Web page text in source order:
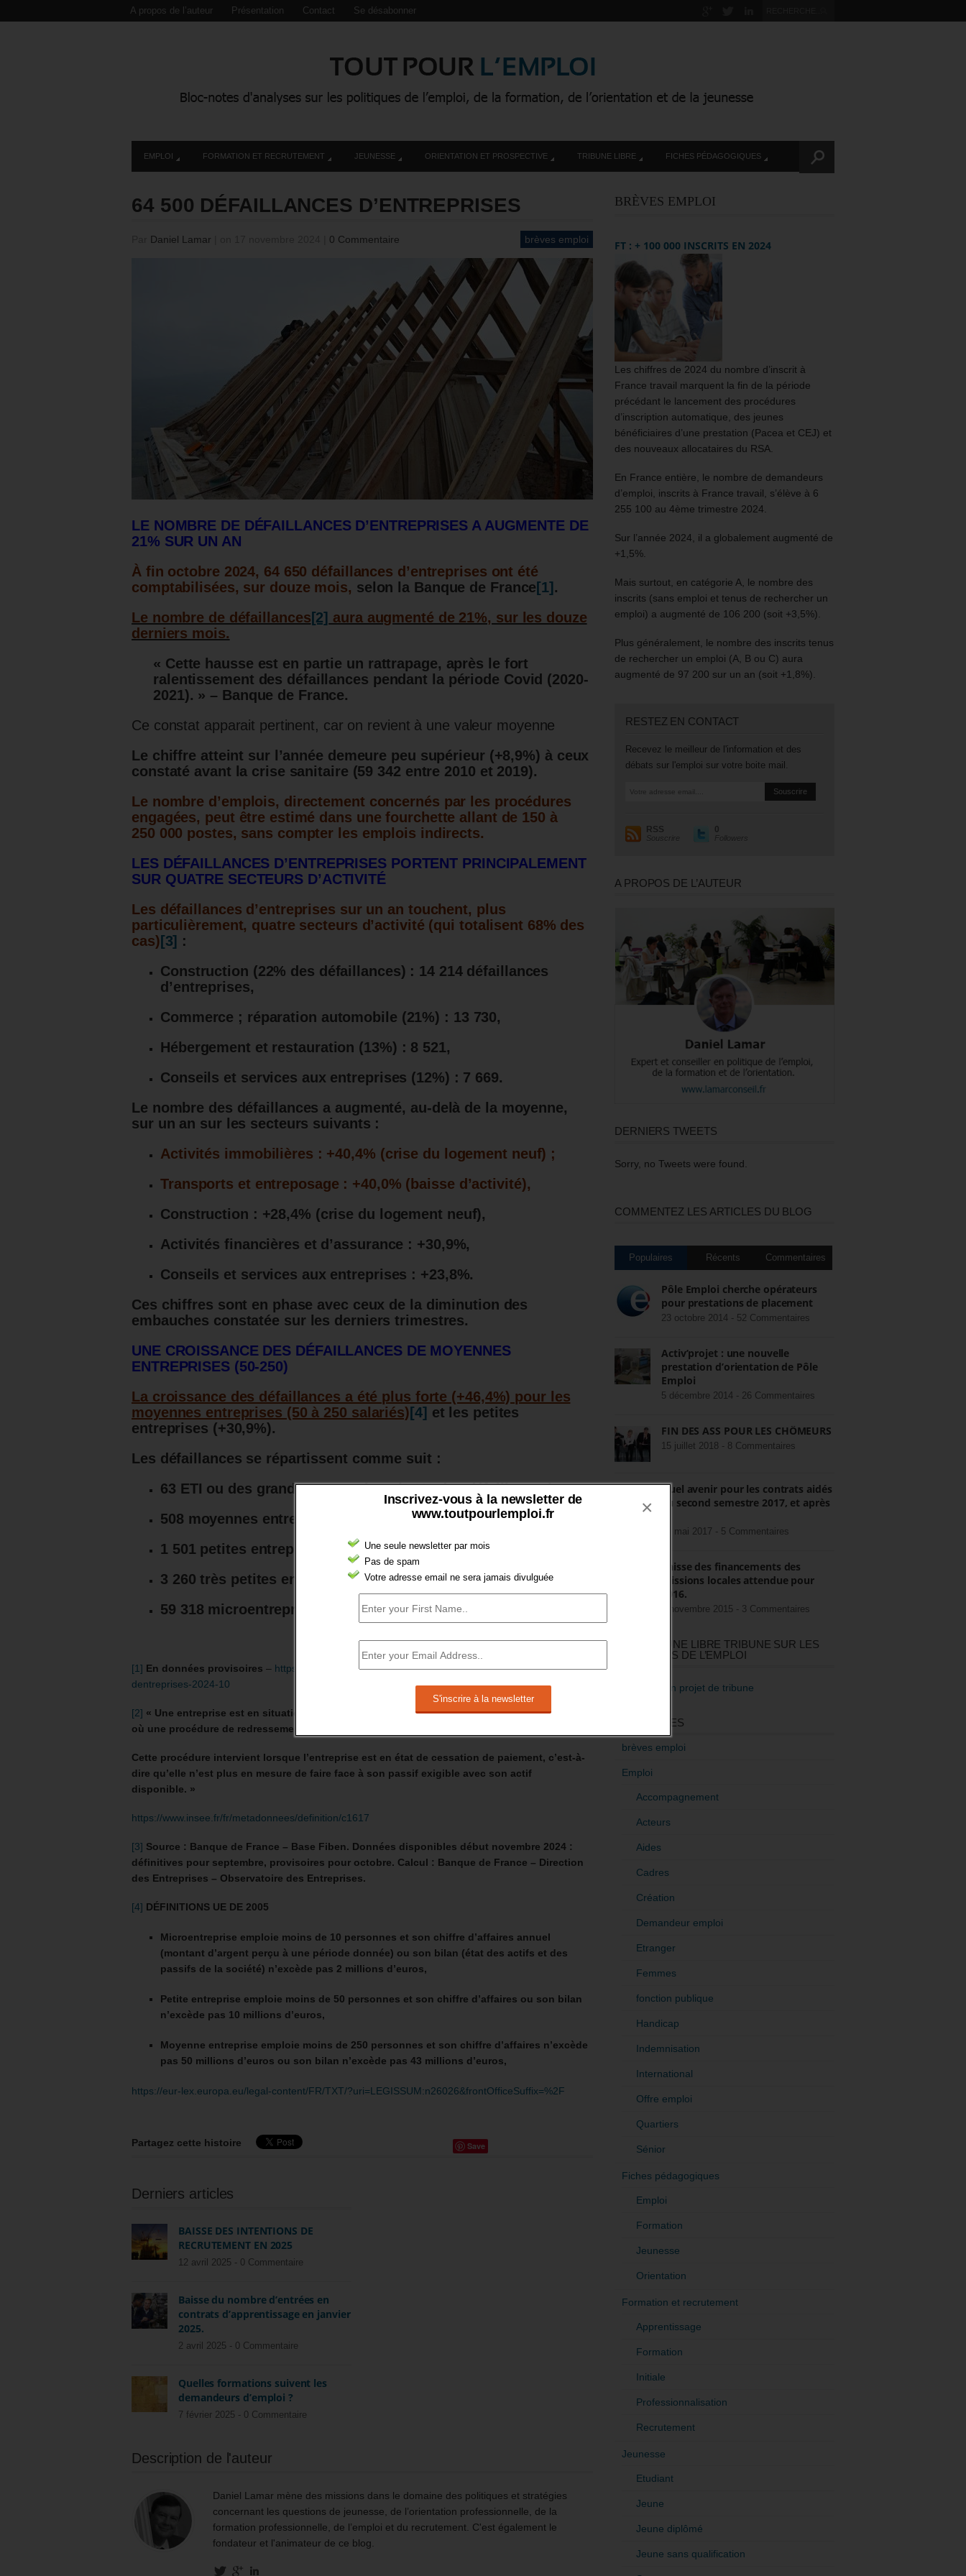
Inscrivez-vous à la newsletter de
www.toutpourlemploi.fr
Une seule newsletter par mois
Pas de spam
Votre adresse email ne sera jamais divulguée
×
A propos de l’auteur Présentation Contact Se désabonner
EMPLOI FORMATION ET RECRUTEMENT JEUNESSE ORIENTATION ET PROSPECTIVE TRIBUNE LIBRE FICHES PÉDAGOGIQUES
64 500 DÉFAILLANCES D’ENTREPRISES
Daniel Lamar 0 Commentaire brèves emploi
LE NOMBRE DE DÉFAILLANCES D’ENTREPRISES A AUGMENTE DE
21% SUR UN AN
À fin octobre 2024, 64 650 défaillances d’entreprises ont été
comptabilisées, sur douze mois, selon la Banque de France [1] .
Le nombre de défaillances [2] aura augmenté de 21%, sur les douze
derniers mois.
« Cette hausse est en partie un rattrapage, après le fort
ralentissement des défaillances pendant la période Covid (2020-
2021). » – Banque de France.
Ce constat apparait pertinent, car on revient à une valeur moyenne
Le chiffre atteint sur l’année demeure peu supérieur (+8,9%) à ceux
constaté avant la crise sanitaire (59 342 entre 2010 et 2019).
Le nombre d’emplois, directement concernés par les procédures
engagées, peut être estimé dans une fourchette allant de 150 à
250 000 postes, sans compter les emplois indirects.
LES DÉFAILLANCES D’ENTREPRISES PORTENT PRINCIPALEMENT
SUR QUATRE SECTEURS D’ACTIVITÉ
Les défaillances d’entreprises sur un an touchent, plus
particulièrement, quatre secteurs d’activité (qui totalisent 68% des
cas) [3] :
Construction (22% des défaillances) : 14 214 défaillances
d’entreprises,
Commerce ; réparation automobile (21%) : 13 730,
Hébergement et restauration (13%) : 8 521,
Conseils et services aux entreprises (12%) : 7 669.
Le nombre des défaillances a augmenté, au-delà de la moyenne,
sur un an sur les secteurs suivants :
Activités immobilières : +40,4% (crise du logement neuf) ;
Transports et entreposage : +40,0% (baisse d’activité),
Construction : +28,4% (crise du logement neuf),
Activités financières et d’assurance : +30,9%,
Conseils et services aux entreprises : +23,8%.
Ces chiffres sont en phase avec ceux de la diminution des
embauches constatée sur les derniers trimestres.
UNE CROISSANCE DES DÉFAILLANCES DE MOYENNES
ENTREPRISES (50-250)
La croissance des défaillances a été plus forte (+46,4%) pour les
moyennes entreprises (50 à 250 salariés) [4] et les petites
entreprises (+30,9%).
Les défaillances se répartissent comme suit :
63 ETI ou des grandes entreprises (0,1% des défaillances),
508 moyennes entreprises (0,8%),
1 501 petites entreprises (2,3%),
3 260 très petites entreprises (5%),
59 318 microentreprises et autres (91,8%).
[1] En données provisoires – https://www.banque-france.fr/fr/statistiques/entreprises/defaillances-
dentreprises-2024-10
[2] « Une entreprise est en situation de défaillance ou de dépôt de bilan à partir du moment
où une procédure de redressement judiciaire est ouverte à son encontre.
Cette procédure intervient lorsque l’entreprise est en état de cessation de paiement, c’est-à-
dire qu’elle n’est plus en mesure de faire face à son passif exigible avec son actif
disponible. »
https://www.insee.fr/fr/metadonnees/definition/c1617
[3] Source : Banque de France – Base Fiben. Données disponibles début novembre 2024 :
définitives pour septembre, provisoires pour octobre. Calcul : Banque de France – Direction
des Entreprises – Observatoire des Entreprises.
[4] DÉFINITIONS UE DE 2005
Microentreprise emploie moins de 10 personnes et son chiffre d’affaires annuel
(montant d’argent perçu à une période donnée) ou son bilan (état des actifs et des
passifs de la société) n’excède pas 2 millions d’euros,
Petite entreprise emploie moins de 50 personnes et son chiffre d’affaires ou son bilan
n’excède pas 10 millions d’euros,
Moyenne entreprise emploie moins de 250 personnes et son chiffre d’affaires n’excède
pas 50 millions d’euros ou son bilan n’excède pas 43 millions d’euros,
https://eur-lex.europa.eu/legal-content/FR/TXT/?uri=LEGISSUM:n26026&frontOfficeSuffix=%2F
Partagez cette histoire Save
Derniers articles
BAISSE DES INTENTIONS DE
RECRUTEMENT EN 2025
12 avril 2025 - 0 Commentaire
Baisse du nombre d’entrées en
contrats d’apprentissage en janvier
2025.
2 avril 2025 - 0 Commentaire
Quelles formations suivent les
demandeurs d’emploi ?
7 février 2025 - 0 Commentaire
Description de l'auteur
Daniel Lamar mène des missions dans le domaine des politiques et stratégies
concernant les questions de jeunesse, de l’orientation professionnelle, de la
formation professionnelle, de l’emploi et du recrutement. C'est également le
fondateur et l'animateur de ce blog.
BRÈVES EMPLOI
FT : + 100 000 INSCRITS EN 2024
Les chiffres de 2024 du nombre d’inscrit à
France travail marquent la fin de la période
précédant le lancement des procédures
d’inscription automatique, des jeunes
bénéficiaires d’une prestation (Pacea et CEJ) et
des nouveaux allocataires du RSA.
En France entière, le nombre de demandeurs
d’emploi, inscrits à France travail, s’élève à 6
255 100 au 4ème trimestre 2024.
Sur l’année 2024, il a globalement augmenté de
+1,5%.
Mais surtout, en catégorie A, le nombre des
inscrits (sans emploi et tenus de rechercher un
emploi) a augmenté de 106 200 (soit +3,5%).
Plus généralement, le nombre des inscrits tenus
de rechercher un emploi (A, B ou C) aura
augmenté de 97 200 sur un an (soit +1,8%).
RESTEZ EN CONTACT
Recevez le meilleur de l'information et des
débats sur l'emploi sur votre boite mail.
RSS
Souscrire
0
Followers
A PROPOS DE L’AUTEUR
DERNIERS TWEETS
Sorry, no Tweets were found.
COMMENTEZ LES ARTICLES DU BLOG
Populaires Récents Commentaires
Pôle Emploi cherche opérateurs
pour prestations de placement
23 octobre 2014 - 52 Commentaires
Activ’projet : une nouvelle
prestation d’orientation de Pôle
Emploi
5 décembre 2014 - 26 Commentaires
FIN DES ASS POUR LES CHÔMEURS
15 juillet 2018 - 8 Commentaires
Quel avenir pour les contrats aidés
au second semestre 2017, et après
22 mai 2017 - 5 Commentaires
Baisse des financements des
missions locales attendue pour
2016.
3 novembre 2015 - 3 Commentaires
RÉDIGEZ UNE LIBRE TRIBUNE SUR LES
POLITIQUES DE L’EMPLOI
>Décrire mon projet de tribune
CATÉGORIES
brèves emploi
Emploi
Accompagnement
Acteurs
Aides
Cadres
Création
Demandeur emploi
Etranger
Femmes
fonction publique
Handicap
Indemnisation
International
Offre emploi
Quartiers
Sénior
Fiches pédagogiques
Emploi
Formation
Jeunesse
Orientation
Formation et recrutement
Apprentissage
Formation
Initiale
Professionnalisation
Recrutement
Jeunesse
Etudiant
Jeune
Jeune diplômé
Jeune sans qualification